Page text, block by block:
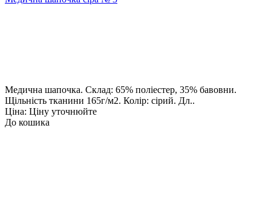
Медична шапочка. Склад: 65% поліестер, 35% бавовни.
Щільність тканини 165г/м2. Колір: сірий. Дл..
Ціна: Ціну уточнюйте
До кошика